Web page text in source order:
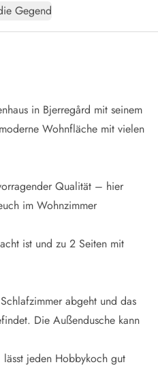
Gegend
in Bjerregård mit seinem
Wohnfläche mit vielen
Qualität – hier
im Wohnzimmer
ist und zu 2 Seiten mit
abgeht und das
Die Außendusche kann
jeden Hobbykoch gut